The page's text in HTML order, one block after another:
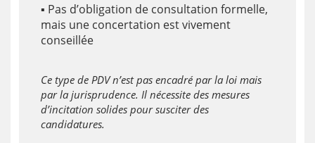
▪️ Pas d’obligation de consultation formelle,
mais une concertation est vivement
conseillée
Ce type de PDV n’est pas encadré par la loi mais
par la jurisprudence. Il nécessite des mesures
d’incitation solides pour susciter des
candidatures.